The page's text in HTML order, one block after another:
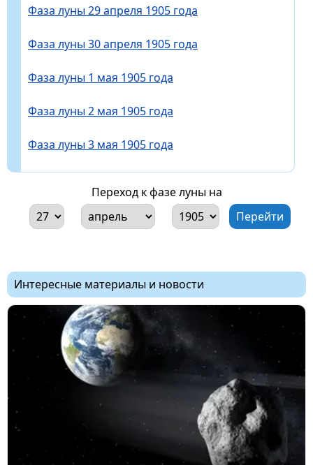
Фаза луны 29 апреля 1905 года
Фаза луны 30 апреля 1905 года
Фаза луны 1 мая 1905 года
Фаза луны 2 мая 1905 года
Фаза луны 3 мая 1905 года
Переход к фазе луны на
Интересные материалы и новости